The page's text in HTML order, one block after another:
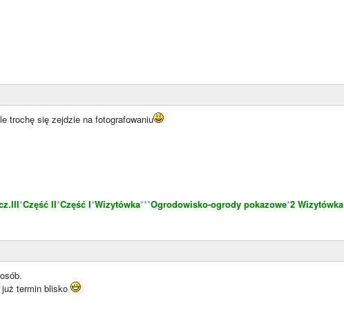
trochę się zejdzie na fotografowaniu
*Część II*Część I*Wizytówka***Ogrodowisko-ogrody pokazowe*2 Wizytówka
termin blisko